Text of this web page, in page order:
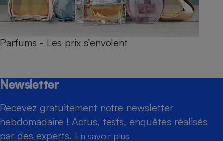
Parfums - Les prix s’envolent
Newsletter
Recevez gratuitement notre newsletter
hebdomadaire ! Actus, tests, enquêtes réalisés
par des experts. En savoir plus